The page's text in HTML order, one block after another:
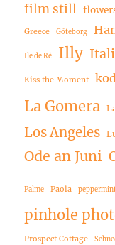
film still
Greece Göteborg
Ile de Ré Illy
Kiss the Moment
La Gomera
Los Angeles
Ode an Juni
Palme Paola
pinhole
Prospect Cottage